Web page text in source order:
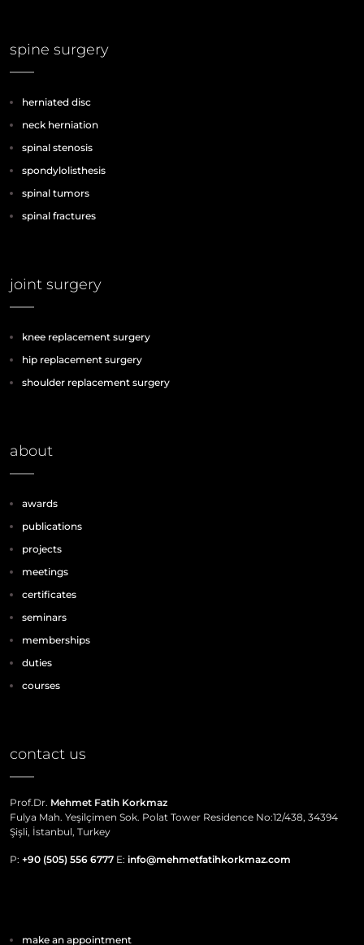
spine surgery
herniated disc
neck herniation
spinal stenosis
spondylolisthesis
spinal tumors
spinal fractures
joint surgery
knee replacement surgery
hip replacement surgery
shoulder replacement surgery
about
awards
publications
projects
meetings
certificates
seminars
memberships
duties
courses
contact us
Prof.Dr. Mehmet Fatih Korkmaz
Fulya Mah. Yeşilçimen Sok. Polat Tower Residence No:12/438, 34394
Şişli, İstanbul, Turkey
P: +90 (505) 556 6777 E: info@mehmetfatihkorkmaz.com
make an appointment